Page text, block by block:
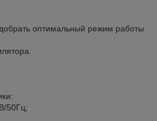
оптимальный режим работы
50Гц;